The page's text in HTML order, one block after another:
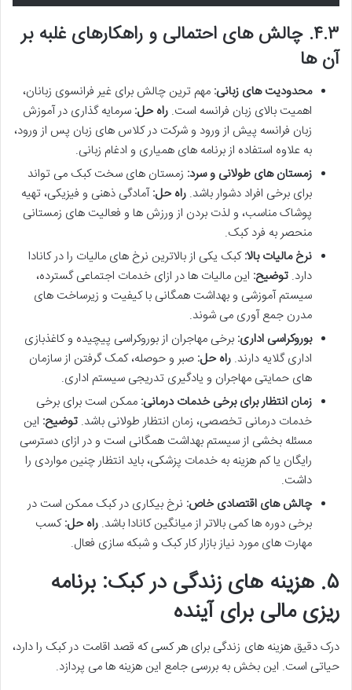
۴.۳. چالش های احتمالی و راهکارهای غلبه بر
آن ها
محدودیت های زبانی: مهم ترین چالش برای غیر فرانسوی زبانان،
اهمیت بالای زبان فرانسه است. راه حل: سرمایه گذاری در آموزش
زبان فرانسه پیش از ورود و شرکت در کلاس های زبان پس از ورود،
به علاوه استفاده از برنامه های همیاری و ادغام زبانی.
زمستان های طولانی و سرد: زمستان های سخت کبک می تواند
برای برخی افراد دشوار باشد. راه حل:آمادگی ذهنی و فیزیکی، تهیه
پوشاک مناسب، و لذت بردن از ورزش ها و فعالیت های زمستانی
منحصر به فرد کبک.
نرخ مالیات بالا:کبک یکی از بالاترین نرخ های مالیات را در کانادا
دارد. توضیح: این مالیات ها در ازای خدمات اجتماعی گسترده،
سیستم آموزشی و بهداشت همگانی با کیفیت و زیرساخت های
مدرن جمع آوری می شوند.
بوروکراسی اداری: برخی مهاجران از بوروکراسی پیچیده و کاغذبازی
اداری گلایه دارند. راه حل: صبر و حوصله، کمک گرفتن از سازمان
های حمایتی مهاجران و یادگیری تدریجی سیستم اداری.
زمان انتظار برای برخی خدمات درمانی: ممکن است برای برخی
خدمات درمانی تخصصی، زمان انتظار طولانی باشد. توضیح: این
مسئله بخشی از سیستم بهداشت همگانی است و در ازای دسترسی
رایگان یا کم هزینه به خدمات پزشکی، باید انتظار چنین مواردی را
داشت.
چالش های اقتصادی خاص: نرخ بیکاری در کبک ممکن است در
برخی دوره ها کمی بالاتر از میانگین کانادا باشد. راه حل:کسب
مهارت های مورد نیاز بازار کار کبک و شبکه سازی فعال.
۵. هزینه های زندگی در کبک: برنامه
ریزی مالی برای آینده
درک دقیق هزینه های زندگی برای هر کسی که قصد اقامت در کبک را دارد،
حیاتی است. این بخش به بررسی جامع این هزینه ها می پردازد.